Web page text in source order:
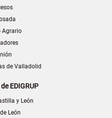
Agrario
de Valladolid
EDIGRUP
y León
León